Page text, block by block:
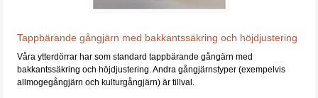
Tappbärande gångjärn med bakkantssäkring och höjdjustering
Våra ytterdörrar har som standard tappbärande gångärn med
bakkantssäkring och höjdjustering. Andra gångjärnstyper (exempelvis
allmogegångjärn och kulturgångjärn) är tillval.